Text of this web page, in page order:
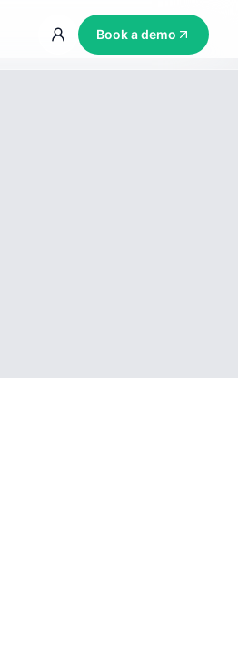
Book a demo